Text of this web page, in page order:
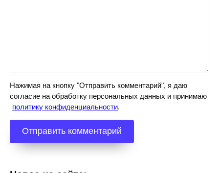
Нажимая на кнопку "Отправить комментарий", я даю
согласие на обработку персональных данных и принимаю
политику конфиденциальности.